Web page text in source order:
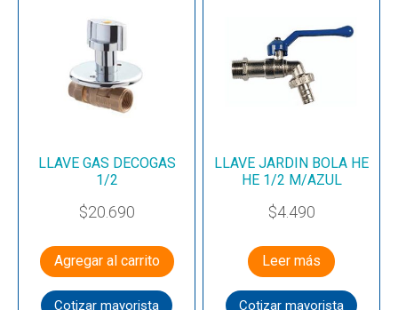
LLAVE GAS DECOGAS
1/2
$20.690
Agregar al carrito
Cotizar mayorista
LLAVE JARDIN BOLA HE
HE 1/2 M/AZUL
$4.490
Leer más
Cotizar mayorista